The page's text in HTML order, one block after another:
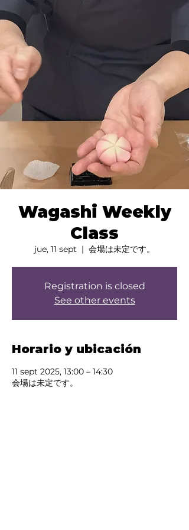
Wagashi Weekly
Class
jue, 11 sept
  |
会場は未定です。
Registration is closed
See other events
Horario y ubicación
11 sept 2025, 13:00 – 14:30
会場は未定です。